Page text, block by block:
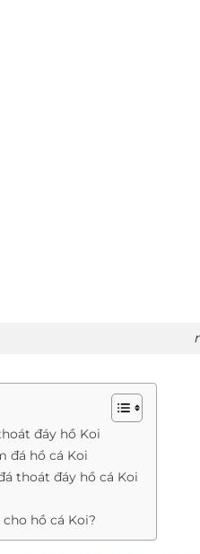
đáy hồ Koi
đá hồ cá Koi
thoát đáy hồ cá Koi
hồ cá Koi?